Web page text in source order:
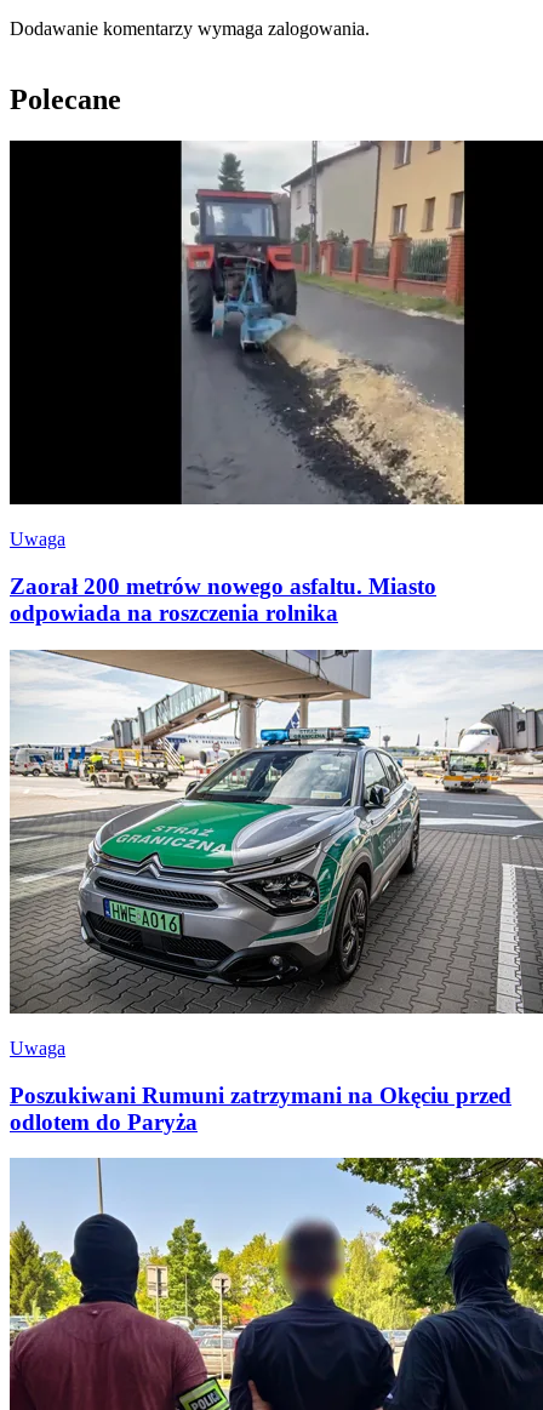
Dodawanie komentarzy wymaga zalogowania.
Polecane
Uwaga
Zaorał 200 metrów nowego asfaltu. Miasto
odpowiada na roszczenia rolnika
Uwaga
Poszukiwani Rumuni zatrzymani na Okęciu przed
odlotem do Paryża